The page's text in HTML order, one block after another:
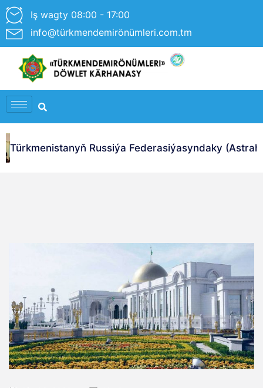
Iş wagty 08:00 - 17:00
info@türkmendemirönümleri.com.tm
Türkmenistanyň Russiýa Federasiýasyndaky